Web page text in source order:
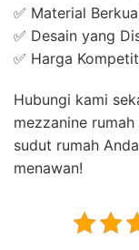
✅ Material
✅ Desain yang
✅ Harga
Hubungi kami
mezzanine
sudut rumah
menawan!